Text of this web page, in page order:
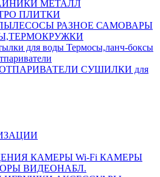
МЕТАЛЛ
ПЛИТКИ
РАЗНОЕ САМОВАРЫ
для воды Термосы,ланч-боксы
СУШИЛКИ для
КАМЕРЫ Wi-Fi КАМЕРЫ
ВИДЕОНАБЛ.